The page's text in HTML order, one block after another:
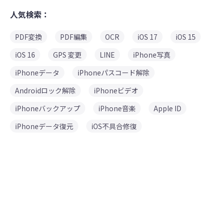
人気検索：
PDF変換 PDF編集 OCR iOS 17
iOS 15
iOS 16
GPS 変更 LINE
iPhone写真
iPhoneデータ
iPhoneパスコード解除
Androidロック解除
iPhoneビデオ
iPhoneバックアップ
iPhone音楽
Apple ID
iPhoneデータ復元
iOS不具合修復